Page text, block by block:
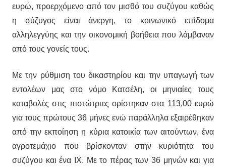
ευρώ, προερχόμενο από τον μισθό του συζύγου καθώς
η σύζυγος είναι άνεργη, το κοινωνικό επίδομα
αλληλεγγύης και την οικονομική βοήθεια που λάμβαναν
από τους γονείς τους.
Με την ρύθμιση του δικαστηρίου και την υπαγωγή των
εντολέων μας στο νόμο Κατσέλη, οι μηνιαίες τους
καταβολές στις πιστώτριες ορίστηκαν στα 113,00 ευρώ
για τους πρώτους 36 μήνες ενώ παράλληλα εξαιρέθηκαν
από την εκποίηση η κύρια κατοικία των αιτούντων, ένα
αγροτεμάχιο που βρίσκονταν στην κυριότητα του
συζύγου και ένα ΙΧ. Με το πέρας των 36 μηνών και για